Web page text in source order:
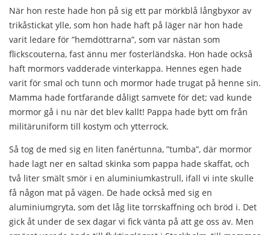
När hon reste hade hon på sig ett par mörkblå långbyxor av
trikåstickat ylle, som hon hade haft på läger när hon hade
varit ledare för ”hemdöttrarna”, som var nästan som
flickscouterna, fast ännu mer fosterländska. Hon hade också
haft mormors vadderade vinterkappa. Hennes egen hade
varit för smal och tunn och mormor hade trugat på henne sin.
Mamma hade fortfarande dåligt samvete för det; vad kunde
mormor gå i nu när det blev kallt! Pappa hade bytt om från
militäruniform till kostym och ytterrock.
Så tog de med sig en liten fanértunna, ”tumba”, där mormor
hade lagt ner en saltad skinka som pappa hade skaffat, och
två liter smält smör i en aluminiumkastrull, ifall vi inte skulle
få någon mat på vägen. De hade också med sig en
aluminiumgryta, som det låg lite torrskaffning och bröd i. Det
gick åt under de sex dagar vi fick vänta på att ge oss av. Men